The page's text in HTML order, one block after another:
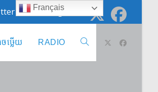
@cambodge_info
ឞ្លើយ RADIO Toggle
Français